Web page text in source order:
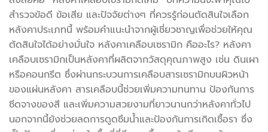
สำรวจข้อดี ข้อเสีย และปัจจัยต่างๆ ที่ควรรู้ก่อนตัดสินใจเลือก
หลังคาประเภทนี้ พร้อมคำแนะนำจากผู้เชี่ยวชาญเพื่อช่วยให้คุณ
ตัดสินใจได้อย่างมั่นใจ หลังคาเคลือบเซรามิก คืออะไร? หลังคา
เคลือบเซรามิกเป็นหลังคาที่ผลิตจากวัสดุคุณภาพสูง เช่น ดินเผา
หรือคอนกรีต ซึ่งผ่านกระบวนการเคลือบสารเซรามิกบนผิวหน้า
ของแผ่นหลังคา สารเคลือบนี้ช่วยเพิ่มความทนทาน ป้องกันการ
ซีดจางของสี และเพิ่มความสวยงามที่ยาวนานกว่าหลังคาทั่วไป
นอกจากนี้ยังช่วยลดการดูดซึมน้ำและป้องกันการเกิดเชื้อรา ซึ่ง